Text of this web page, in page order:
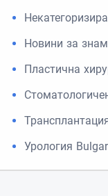
Новини за
Пластична
Урология